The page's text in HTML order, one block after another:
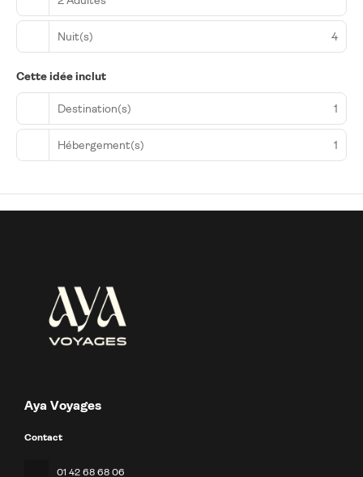
plage. Les 196 chambres climatisées de l'établissement vous
invitent à la détente et comprennent un minibar et une
télévision LCD. Votre chambre est dotée d'un lit avec
surmatelas. Les chambres sont dotées d'un balcon. L'accès Wi-Fi
à Internet gratuit vous permet de rester en contact avec le
chaînes par câble. Les salles de bain comprennent un pommeau
de douche à « effet pluie » et des articles de toilette gratuits.
Nuit(s) 4
Cette idée inclut
Destination(s) 1
Hébergement(s) 1
Aya Voyages
Contact
01 42 68 68 06